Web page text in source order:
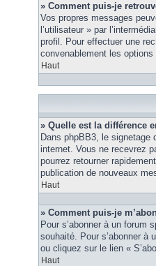
» Comment puis-je
Vos propres messages
l’utilisateur » par
profil. Pour effectuer une
convenablement les
Haut
» Quelle est la différence
Dans phpBB3, le signetage
internet. Vous ne recevrez
pourrez retourner
publication de nouveaux
Haut
» Comment puis-je
Pour s’abonner à un forum
souhaité. Pour s’abonner à
ou cliquez sur le lien «
Haut